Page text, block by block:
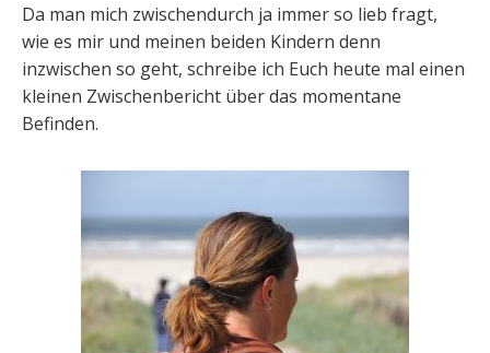
Da man mich zwischendurch ja immer so lieb fragt,
wie es mir und meinen beiden Kindern denn
inzwischen so geht, schreibe ich Euch heute mal einen
kleinen Zwischenbericht über das momentane
Befinden.